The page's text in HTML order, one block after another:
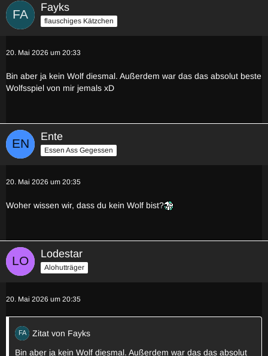
Stand HD-Wahl - Tag 0
Fayks
flauschiges Kätzchen
20. Mai 2026 um 20:33
Bin aber ja kein Wolf diesmal. Außerdem war das das absolut beste
Wolfsspiel von mir jemals xD
Ente
Essen Ass Gegessen
20. Mai 2026 um 20:35
Woher wissen wir, dass du kein Wolf bist?
Lodestar
Alohutträger
20. Mai 2026 um 20:35
Zitat von Fayks
Bin aber ja kein Wolf diesmal. Außerdem war das das absolut